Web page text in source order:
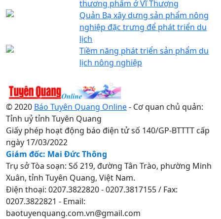
thương phẩm ở Vĩ Thượng
Quản Bạ xây dựng sản phẩm nông
nghiệp đặc trưng để phát triển du
lịch
Tiềm năng phát triển sản phẩm du
lịch nông nghiệp
© 2020 Báo Tuyên Quang Online- Cơ quan chủ quản:
Tỉnh uỷ tỉnh Tuyên Quang
Giấy phép hoạt động báo điện tử số 140/GP-BTTTT cấp
ngày 17/03/2022
Giám đốc: Mai Đức Thông
Trụ sở Tòa soạn: Số 219, đường Tân Trào, phường Minh
Xuân, tỉnh Tuyên Quang, Việt Nam.
Điện thoại: 0207.3822820 - 0207.3817155 / Fax:
0207.3822821 - Email:
baotuyenquang.com.vn@gmail.com